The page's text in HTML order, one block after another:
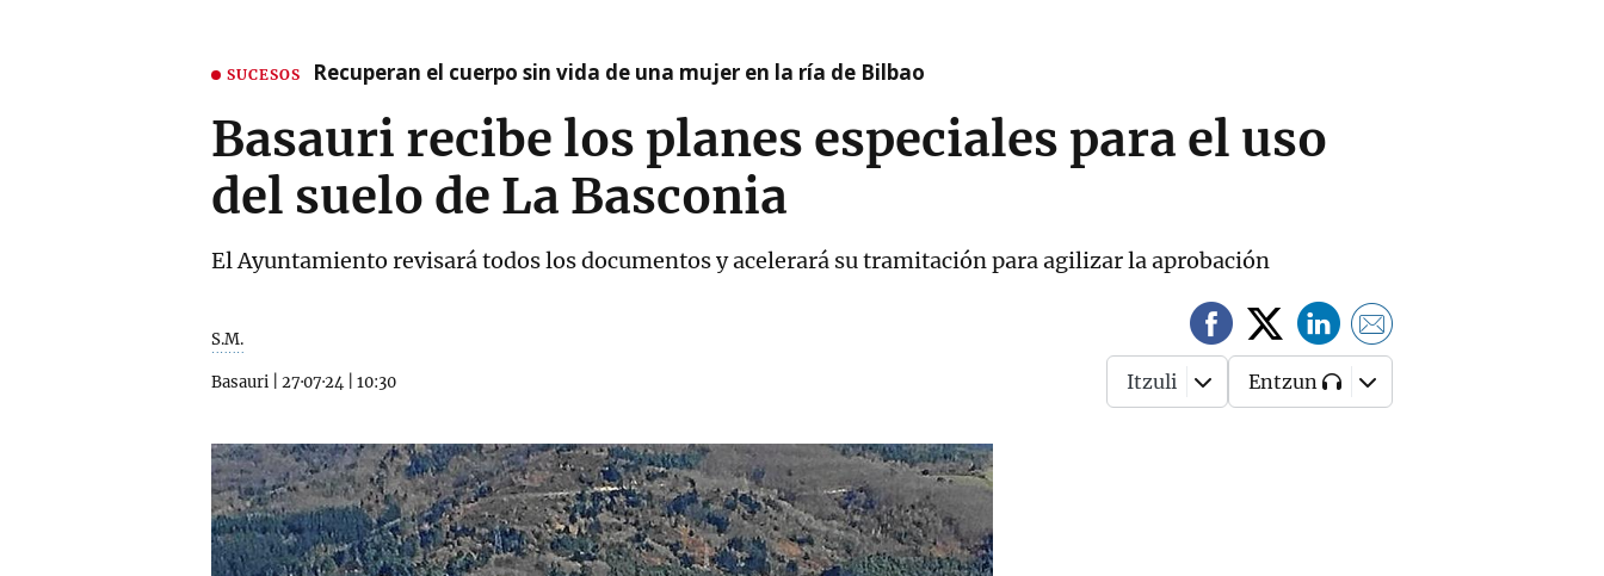
SUCESOS Recuperan el cuerpo sin vida de una mujer en la ría de Bilbao
Basauri recibe los planes especiales para el uso
del suelo de La Basconia
El Ayuntamiento revisará todos los documentos y acelerará su tramitación para agilizar la aprobación
S.M.
Basauri 27·07·24 10:30 Itzuli Entzun